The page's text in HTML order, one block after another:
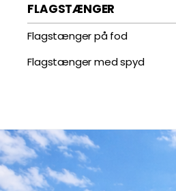
FLAGSTÆNGER
Flagstænger på fod
Flagstænger med spyd